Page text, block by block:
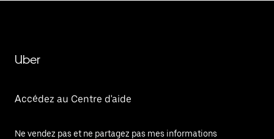
Uber
Accédez au Centre d'aide
Ne vendez pas et ne partagez pas mes informations